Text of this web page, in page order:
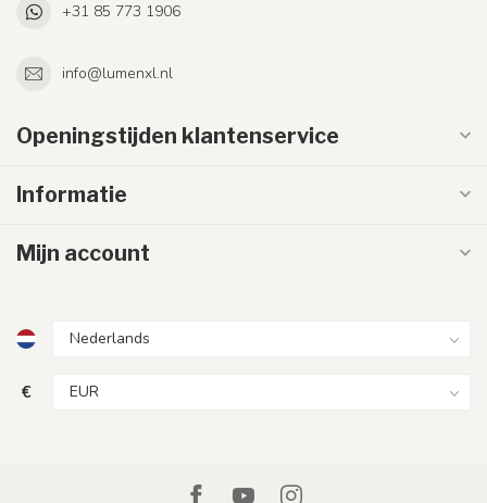
+31 85 773 1906
info@lumenxl.nl
Openingstijden klantenservice
Informatie
Mijn account
€